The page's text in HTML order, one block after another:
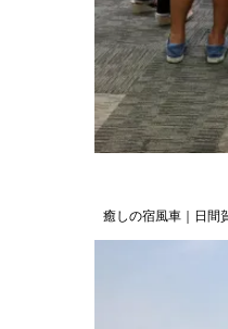
癒しの宿風車｜日間